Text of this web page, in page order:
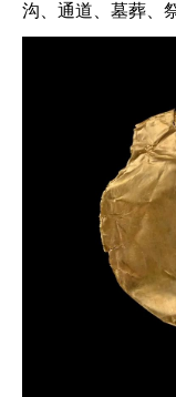
沟、通道、墓葬、